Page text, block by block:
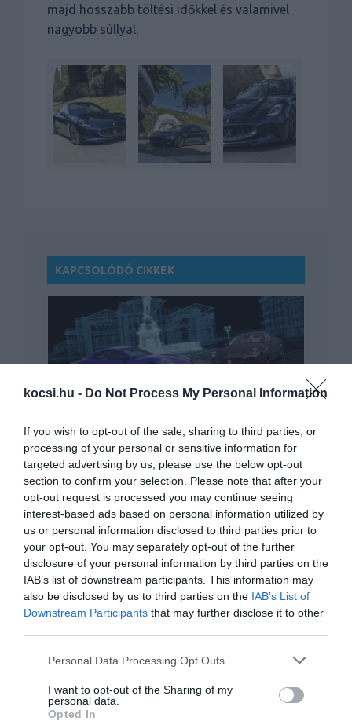
kocsi.hu - Do Not Process My Personal Information
If you wish to opt-out of the sale, sharing to third parties, or
processing of your personal or sensitive information for
targeted advertising by us, please use the below opt-out
section to confirm your selection. Please note that after your
opt-out request is processed you may continue seeing
interest-based ads based on personal information utilized by
us or personal information disclosed to third parties prior to
your opt-out. You may separately opt-out of the further
disclosure of your personal information by third parties on the
IAB’s list of downstream participants. This information may
also be disclosed by us to third parties on the IAB’s List of
Downstream Participants that may further disclose it to other
Please note that this website/app uses one or more Google
not limited to your visit or usage behaviour. You may click to
grant or deny consent to Google and its third-party tags to
Personal Data Processing Opt Outs
I want to opt-out of the Sharing of my
personal data.
Opted In
majd hosszabb töltési időkkel és valamivel
nagyobb súllyal.
KAPCSOLÓDÓ CIKKEK
Nem lesz a Tesla ellenfele a Maserati